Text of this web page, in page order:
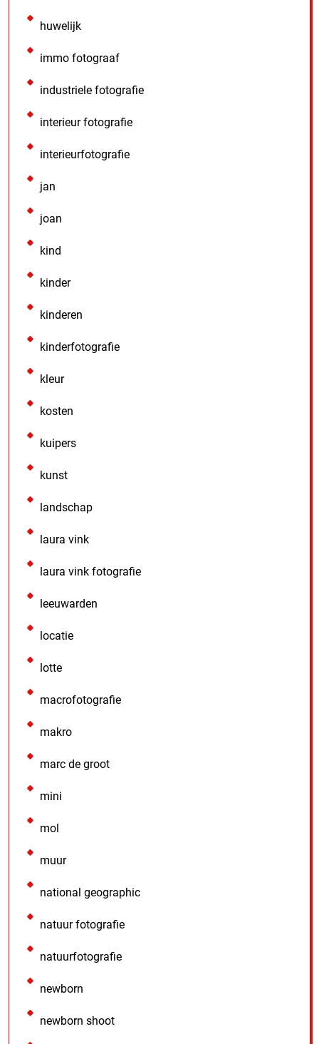
huwelijk
immo fotograaf
industriele fotografie
interieur fotografie
interieurfotografie
jan
joan
kind
kinder
kinderen
kinderfotografie
kleur
kosten
kuipers
kunst
landschap
laura vink
laura vink fotografie
leeuwarden
locatie
lotte
macrofotografie
makro
marc de groot
mini
mol
muur
national geographic
natuur fotografie
natuurfotografie
newborn
newborn shoot